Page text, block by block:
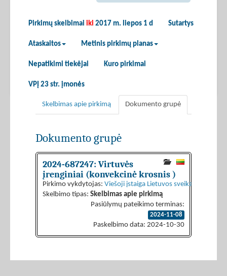
Pirkimų skelbimai iki 2017 m. liepos 1 d Sutartys
Ataskaitos Metinis pirkimų planas
Nepatikimi tiekėjai Kuro pirkimai
VPĮ 23 str. įmonės
Skelbimas apie pirkimą Dokumento grupė
Dokumento grupė
2024-687247: Virtuvės
įrenginiai (konvekcinė krosnis )
Pirkimo vykdytojas: Viešoji įstaiga Lietuvos sveikatos
Skelbimo tipas: Skelbimas apie pirkimą
Pasiūlymų pateikimo terminas:
2024-11-08
Paskelbimo data: 2024-10-30